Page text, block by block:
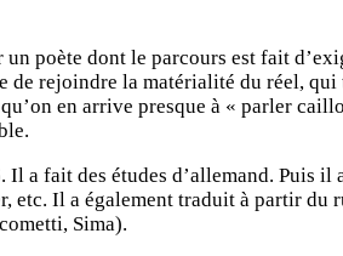
poète dont le parcours est fait
rejoindre la matérialité du réel,
en arrive presque à « parler
a fait des études d’allemand. Puis
Il a également traduit à partir du
Sima).